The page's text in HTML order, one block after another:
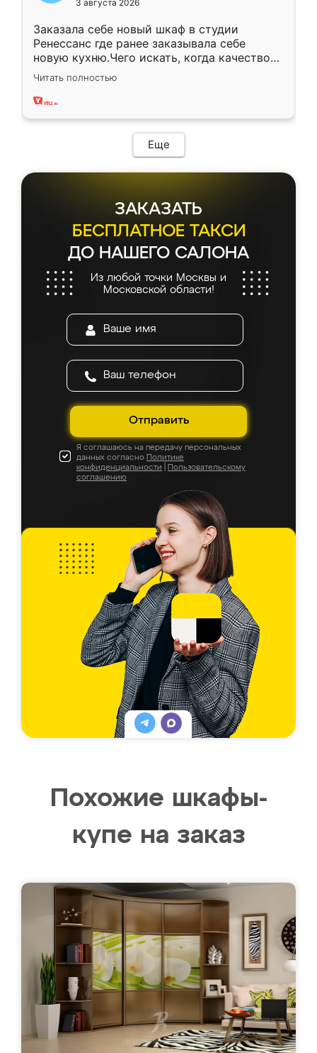
3 августа 2026
Заказала себе новый шкаф в студии
Ренессанс где ранее заказывала себе
новую кухню.Чего искать, когда качеством
вполне довольна. Служит кухня уже почти
два года, нареканий нет.
Читать полностью
Еще
ЗАКАЗАТЬ
БЕСПЛАТНОЕ ТАКСИ
ДО НАШЕГО САЛОНА
Из любой точки Москвы и
Московской области!
Отправить
Я соглашаюсь на передачу персональных
данных согласно Политике
конфиденциальности
Пользовательскому
соглашению
Похожие шкафы-
купе на заказ